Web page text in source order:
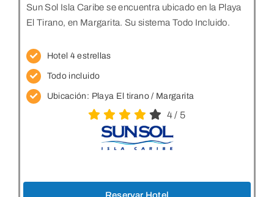
Sun Sol Isla Caribe se encuentra ubicado en la Playa
El Tirano, en Margarita. Su sistema Todo Incluido.
Hotel 4 estrellas
Todo incluido
Ubicación: Playa El tirano / Margarita
4/ 5